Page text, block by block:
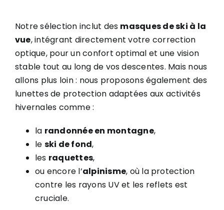
Notre sélection inclut des masques de ski à la
vue, intégrant directement votre correction
optique, pour un confort optimal et une vision
stable tout au long de vos descentes. Mais nous
allons plus loin : nous proposons également des
lunettes de protection adaptées aux activités
hivernales comme :
la randonnée en montagne,
le ski de fond,
les raquettes,
ou encore l’alpinisme, où la protection
contre les rayons UV et les reflets est
cruciale.